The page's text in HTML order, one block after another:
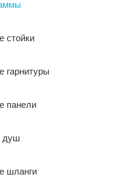
стойки
гарнитуры
панели
душ
шланги